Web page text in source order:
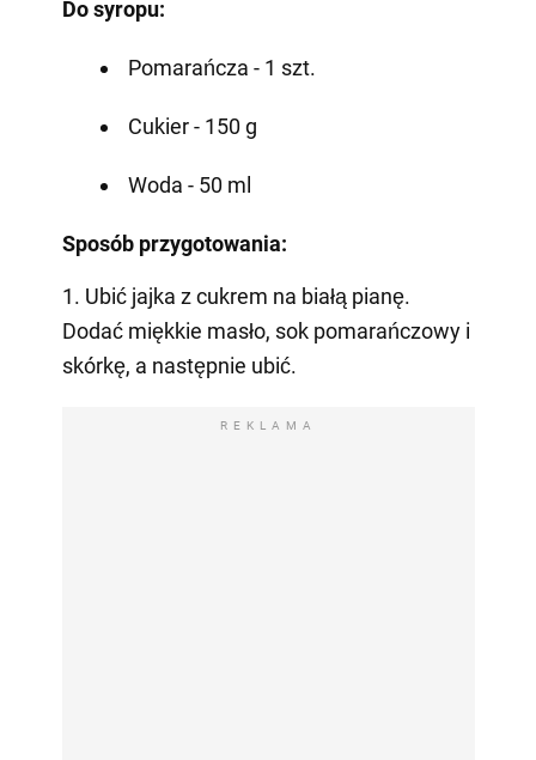
Do syropu:
Pomarańcza - 1 szt.
Cukier - 150 g
Woda - 50 ml
Sposób przygotowania:
1. Ubić jajka z cukrem na białą pianę.
Dodać miękkie masło, sok pomarańczowy i
skórkę, a następnie ubić.
REKLAMA